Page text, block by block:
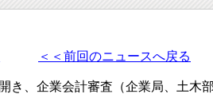
＜＜前回のニュースへ戻る
き、企業会計審査（企業局、土木